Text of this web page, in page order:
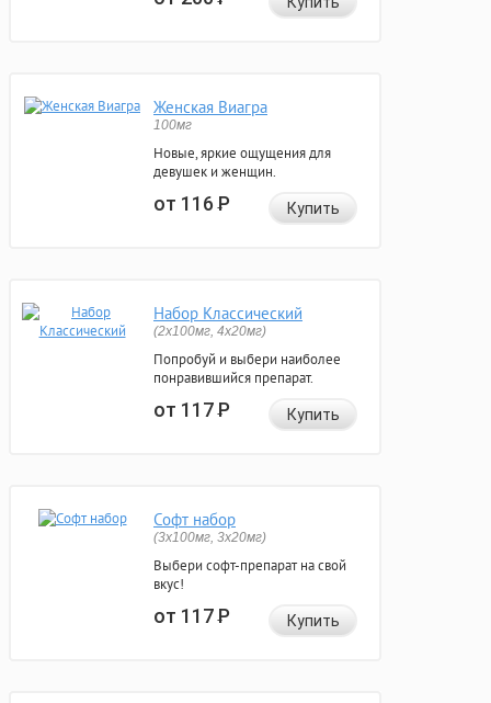
Женская Виагра
100мг
Новые, яркие ощущения для
девушек и женщин.
от 116Р Купить
Набор Классический
(2x100мг, 4x20мг)
Попробуй и выбери наиболее
понравившийся препарат.
от 117Р Купить
Софт набор
(3x100мг, 3x20мг)
Выбери софт-препарат на свой
вкус!
от 117Р Купить